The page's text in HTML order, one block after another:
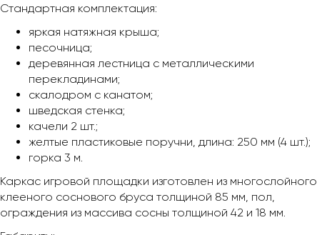
Стандартная комплектация:
яркая натяжная крыша;
песочница;
деревянная лестница с металлическими
перекладинами;
скалодром с канатом;
шведская стенка;
качели 2 шт.;
желтые пластиковые поручни, длина: 250 мм (4 шт.);
горка 3 м.
Каркас игровой площадки изготовлен из многослойного
клееного соснового бруса толщиной 85 мм, пол,
ограждения из массива сосны толщиной 42 и 18 мм.